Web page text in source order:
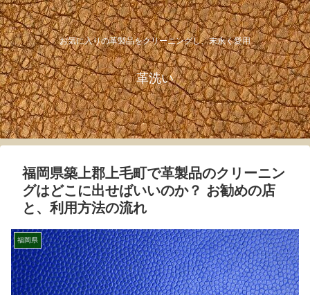
お気に入りの革製品をクリーニングし、末永く愛用
革洗い
福岡県築上郡上毛町で革製品のクリーニン
グはどこに出せばいいのか？ お勧めの店
と、利用方法の流れ
福岡県